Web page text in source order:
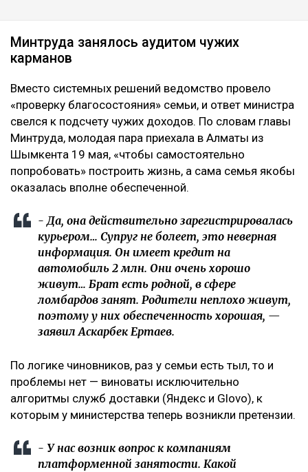
Минтруда занялось аудитом чужих
карманов
Вместо системных решений ведомство провело
«проверку благосостояния» семьи, и ответ министра
свелся к подсчету чужих доходов. По словам главы
Минтруда, молодая пара приехала в Алматы из
Шымкента 19 мая, «чтобы самостоятельно
попробовать» построить жизнь, а сама семья якобы
оказалась вполне обеспеченной.
- Да, она действительно зарегистрировалась
курьером… Супруг не болеет, это неверная
информация. Он имеет кредит на
автомобиль 2 млн. Они очень хорошо
живут… Брат есть родной, в сфере
ломбардов занят. Родители неплохо живут,
поэтому у них обеспеченность хорошая, —
заявил Аскарбек Ертаев.
По логике чиновников, раз у семьи есть тыл, то и
проблемы нет — виноваты исключительно
алгоритмы служб доставки (Яндекс и Glovo), к
которым у министерства теперь возникли претензии.
- У нас возник вопрос к компаниям
платформенной занятости. Какой